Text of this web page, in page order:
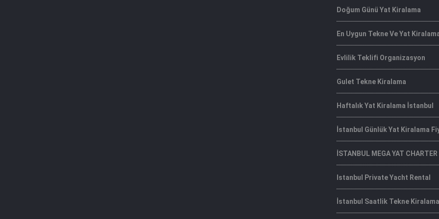
Doğum Günü Yat Kiralama
En Uygun Tekne Ve Yat
Evlilik Teklifi Organizasyon
Gulet Tekne Kiralama
Haftalık Yat Kiralama İstanbul
İstanbul Günlük Yat Kiralama
İSTANBUL MEGA YAT CHARTER
Istanbul Private Yacht Rental
İstanbul Saatlik Tekne Kiralama